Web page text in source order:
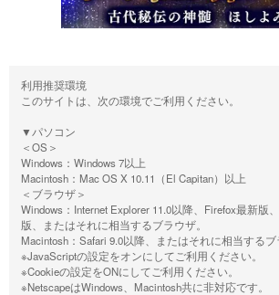
利用推奨環境
このサイトは、次の環境でご利用ください。
▼パソコン
＜OS＞
Windows：Windows 7以上
Macintosh：Mac OS X 10.11（El Capitan）以上
＜ブラウザ＞
Windows：Internet Explorer 11.0以降、Firefox最新版
版、またはそれに相当するブラウザ。
Macintosh：Safari 9.0以降、またはそれに相当するブ
※JavaScriptの設定をオンにしてご利用ください。
※Cookieの設定をONにしてご利用ください。
※NetscapeはWindows、Macintosh共に非対応です。